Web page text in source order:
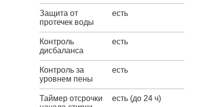
Защита от
протечек воды
есть
Контроль
дисбаланса
есть
Контроль за
уровнем пены
есть
Таймер отсрочки
есть (до 24 ч)